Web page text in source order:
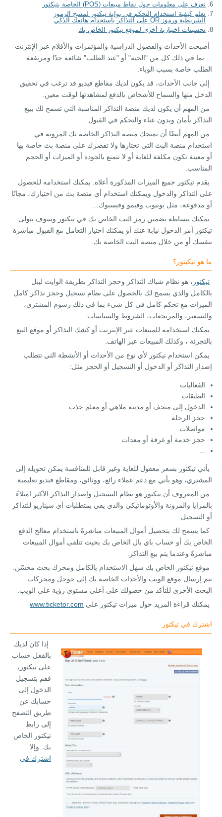
تعرف على معلومات حول نقاط مبيعات (POS) الخاصة بتيكتور
تعلم كيفية استخدام التحكم في بوابة تيكتور لمسح الرموز
الشريطية ورموز QR على التذاكر باستخدام هاتفك الذكي
تحسينات اختيارية أخرى لموقع تيكتور الخاص بك
أصبحت الأحداث والفصول الدراسية والمؤتمرات والأفلام عبر الإنترنت
... بما في ذلك كل من "الحية" أو "عند الطلب" شائعة جدًا ومرتفعة
الطلب خاصة بسبب الوباء.
إلى جانب الأحداث، قد يكون لديك مقاطع فيديو قد ترغب في تحقيق
الدخل منها والسماح للأشخاص بالدفع لمشاهدتها لوقت معين.
من المهم أن يكون لديك منصة التذاكر المناسبة التي تسمح لك ببيع
التذاكر بأمان وبدون عناء والتحكم في القبول.
من المهم أيضًا أن تمنحك منصة التذاكر الخاصة بك المرونة في
استخدام منصة البث التي تختارها ولا تقصرك على منصة بث خاصة بها
أو معينة تكون مكلفة للغاية أو لا تتمتع بالجودة أو الميزات أو الحجم
المناسب.
يقدم تيكتور جميع الميزات المذكورة أعلاه. يمكنك استخدامه للحصول
على التذاكر والدخول ويمكنك استخدام أي منصة بث من اختيارك، مجانًا
أو مدفوعة، مثل يوتيوب وفيمو وفيسبوك...
يمكنك ببساطة تضمين رمز البث الخاص بك في تيكتور وسوف يتولى
تيكتور أمر الدخول نيابة عنك أو يمكنك اختيار التعامل مع القبول مباشرة
بنفسك أو من خلال منصة البث الخاصة بك.
ما هو تيكيتور؟
تيكتور ، هو نظام شباك التذاكر وحجز التذاكر بطريقة الوايت ليبل
بالكامل والذي يسمح لك بالحصول على نظام تسجيل وحجز تذاكر كامل
الميزات مع تحكم كامل في كل شيء بما في ذلك رسوم المشتري،
والتسعير، والمرتجعات، الشروط والسياسات.
يمكنك استخدامه للمبيعات عبر الإنترنت أو كشك التذاكر أو موقع البيع
بالتجزئة ، وكذلك المبيعات عبر الهاتف.
يمكن استخدام تيكتور لأي نوع من الأحداث أو الأنشطة التي تتطلب
إصدار التذاكر أو الدخول أو التسجيل أو الحجز مثل:
الفعاليات
الطبقات
الدخول إلى متحف أو مدينة ملاهي أو معلم جذب
حجز الرحلة
مواصلات
حجز خدمة أو غرفة أو معدات
يأتي تيكتور بسعر معقول للغاية وغير قابل للمنافسة يمكن تحويله إلى
المشتري، وهو يأتي مع دعم عملاء رائع، ووثائق، ومقاطع فيديو تعليمية.
من المعروف أن تيكتور هو نظام التسجيل وإصدار التذاكر الأكثر امتلاءً
بالمزايا والمرونة والأوتوماتيكي والذي يفي بمتطلبات أي سيناريو للتذاكر
أو التسجيل.
كما يسمح لك بتحصيل أموال المبيعات مباشرةً باستخدام معالج الدفع
الخاص بك أو حساب باي بال الخاص بك بحيث تتلقى أموال المبيعات
مباشرةً وعندما يتم بيع التذاكر.
موقع تيكتور الخاص بك سهل الاستخدام بالكامل ومحرك بحث محسّن.
يتم إرسال موقع الويب والأحداث الخاصة بك إلى جوجل ومحركات
البحث الأخرى للتأكد من حصولك على أعلى مستوى رؤية على الويب.
يمكنك قراءة المزيد حول ميزات تيكتور على www.ticketor.com
اشترك في تيكتور
إذا كان لديك
بالفعل حساب
على تيكتور،
فقم بتسجيل
الدخول إلى
حسابك عن
طريق التصفح
إلى رابط
تيكتور الخاص
بك. وإلا
اشترك في